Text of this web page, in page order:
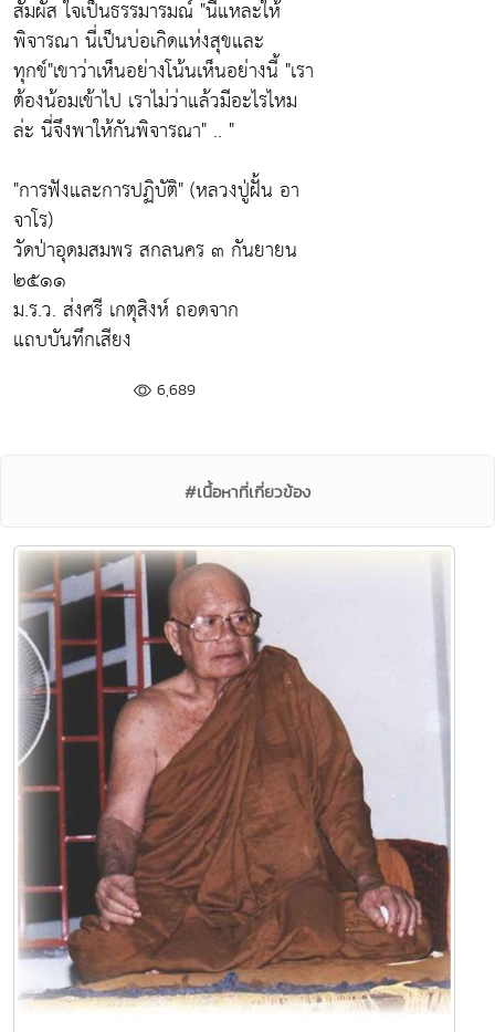
สัมผัส ใจเป็นธรรมารมณ์ "นี่แหละให้
พิจารณา นี่เป็นบ่อเกิดแห่งสุขและ
ทุกข์"เขาว่าเห็นอย่างโน้นเห็นอย่างนี้ "เรา
ต้องน้อมเข้าไป เราไม่ว่าแล้วมีอะไรไหม
ล่ะ นี่จึงพาให้กันพิจารณา" .. "
"การฟังและการปฏิบัติ" (หลวงปู่ฝั้น อา
จาโร)
วัดป่าอุดมสมพร สกลนคร ๓ กันยายน
๒๕๑๑
ม.ร.ว. ส่งศรี เกตุสิงห์ ถอดจาก
แถบบันทึกเสียง
6,689
#เนื้อหาที่เกี่ยวข้อง